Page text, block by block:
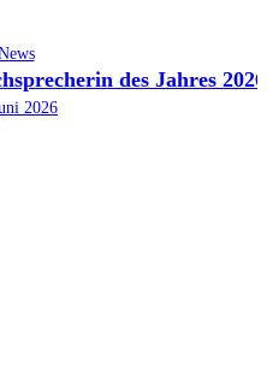
des Jahres 2026
2026